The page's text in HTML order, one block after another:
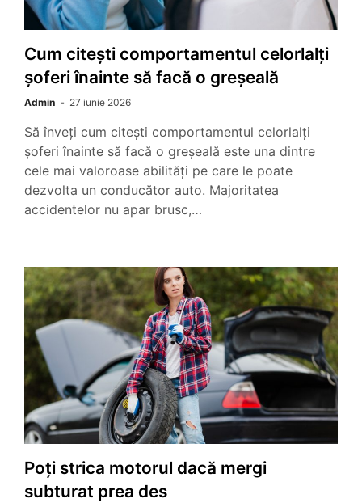
Cum citești comportamentul celorlalți
șoferi înainte să facă o greșeală
Admin 27 iunie 2026
Să înveți cum citești comportamentul celorlalți
șoferi înainte să facă o greșeală este una dintre
cele mai valoroase abilități pe care le poate
dezvolta un conducător auto. Majoritatea
accidentelor nu apar brusc,…
Poți strica motorul dacă mergi
subturat prea des